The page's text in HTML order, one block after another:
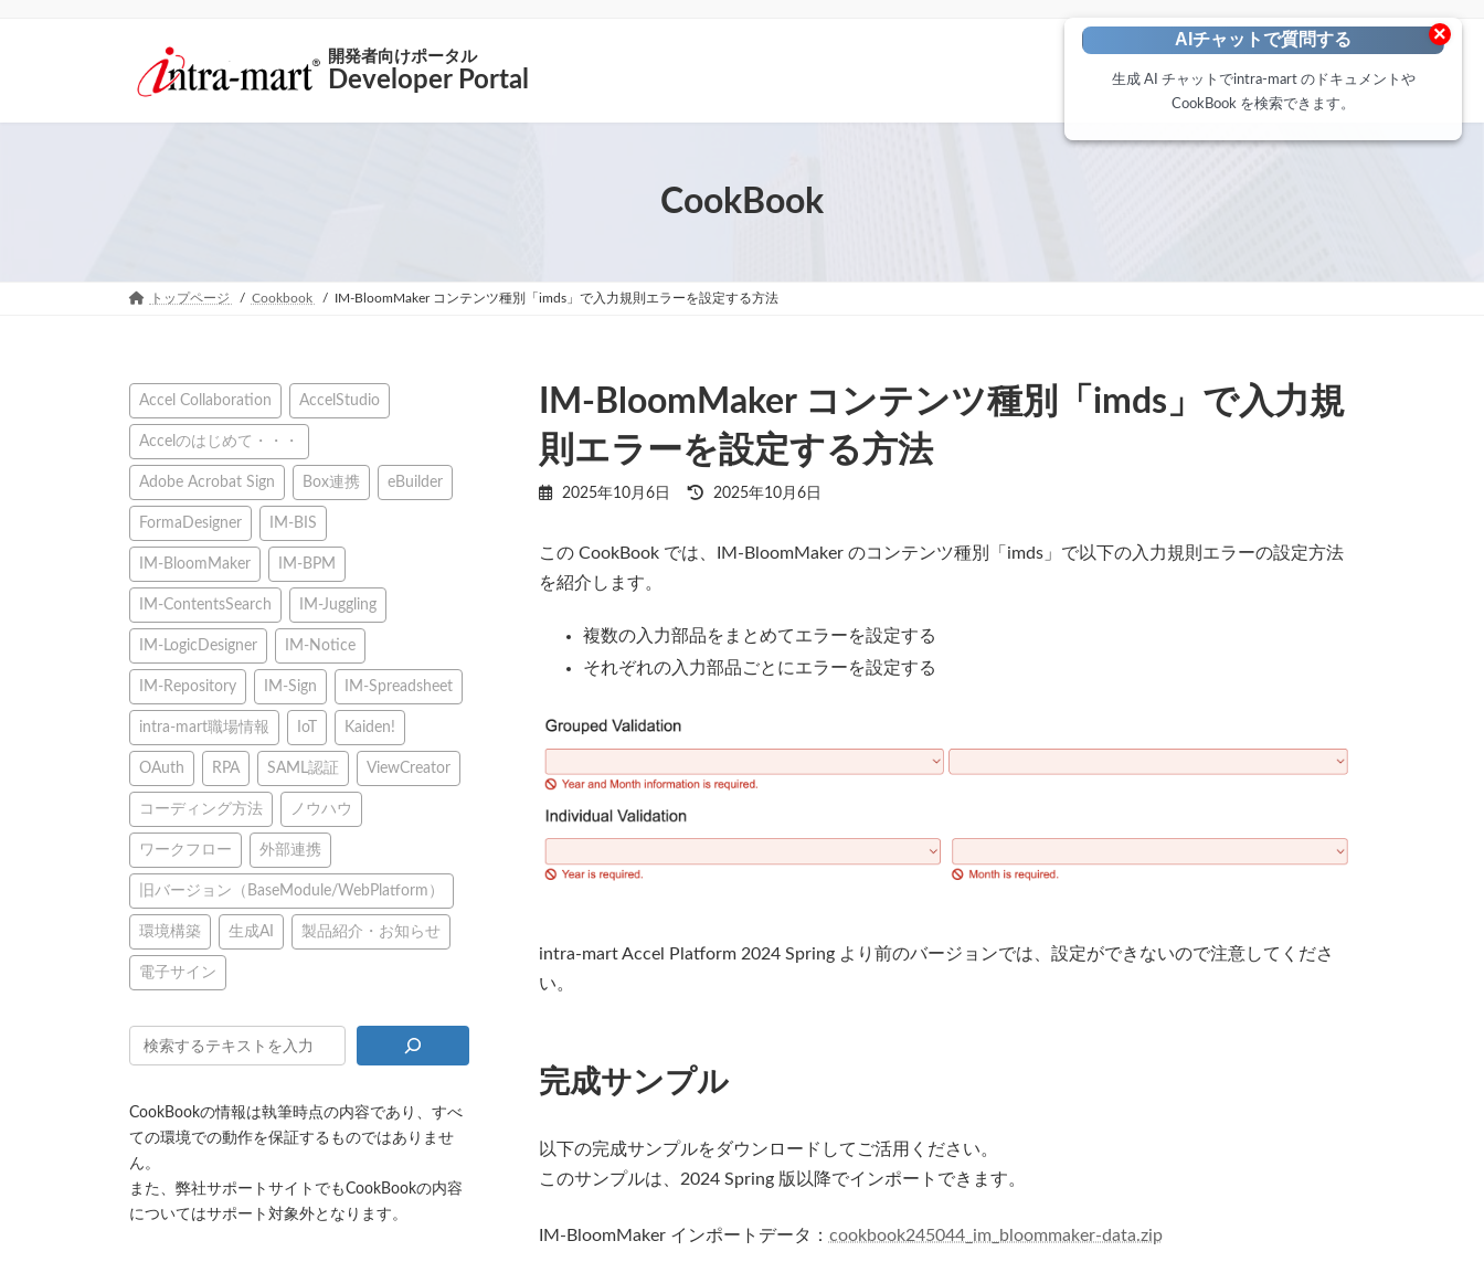
AIチャットで質問する
生成 AI チャットでintra-mart のドキュメントや
CookBook を検索できます。
×
開発者向けポータル
Developer Portal
CookBook
トップページ Cookbook IM-BloomMaker コンテンツ種別「imds」で入力規則エラーを設定する方法
IM-BloomMaker コンテンツ種別「imds」で入力規
則エラーを設定する方法
2025年10月6日
最
新
2025年10月6日
この CookBook では、IM-BloomMaker のコンテンツ種別「imds」で以下の入力規則エラーの設定方法
を紹介します。
複数の入力部品をまとめてエラーを設定する
それぞれの入力部品ごとにエラーを設定する
intra-mart Accel Platform 2024 Spring より前のバージョンでは、設定ができないので注意してくださ
い。
完成サンプル
以下の完成サンプルをダウンロードしてご活用ください。
このサンプルは、2024 Spring 版以降でインポートできます。
IM-BloomMaker インポートデータ： cookbook245044_im_bloommaker-data.zip
Accel Collaboration AccelStudio
Accelのはじめて・・・
Adobe Acrobat Sign Box連携 eBuilder
FormaDesigner IM-BIS
IM-BloomMaker IM-BPM
IM-ContentsSearch IM-Juggling
IM-LogicDesigner IM-Notice
IM-Repository IM-Sign IM-Spreadsheet
intra-mart職場情報 IoT Kaiden!
OAuth RPA SAML認証 ViewCreator
コーディング方法 ノウハウ
ワークフロー 外部連携
旧バージョン（BaseModule/WebPlatform）
環境構築 生成AI 製品紹介・お知らせ
電子サイン
CookBookの情報は執筆時点の内容であり、すべ
ての環境での動作を保証するものではありませ
ん。
また、弊社サポートサイトでもCookBookの内容
についてはサポート対象外となります。